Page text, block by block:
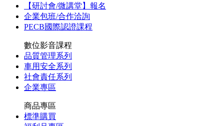
【研討會/微講堂】報名
企業包班/合作洽詢
PECB國際認證課程
數位影音課程
品質管理系列
車用安全系列
社會責任系列
企業專區
商品專區
標準購買